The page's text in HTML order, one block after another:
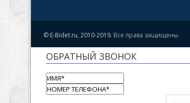
© E-Bidet.ru, 2010-2019. Все права защищены.
ОБРАТНЫЙ ЗВОНОК